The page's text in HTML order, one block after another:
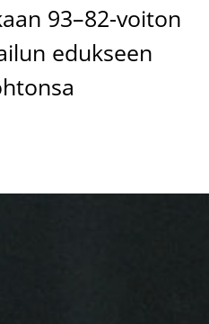
93–82-voiton
edukseen